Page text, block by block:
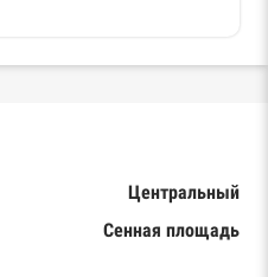
Центральный
Сенная площадь